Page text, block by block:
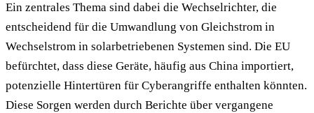
Ein zentrales Thema sind dabei die Wechselrichter, die
entscheidend für die Umwandlung von Gleichstrom in
Wechselstrom in solarbetriebenen Systemen sind. Die EU
befürchtet, dass diese Geräte, häufig aus China importiert,
potenzielle Hintertüren für Cyberangriffe enthalten könnten.
Diese Sorgen werden durch Berichte über vergangene